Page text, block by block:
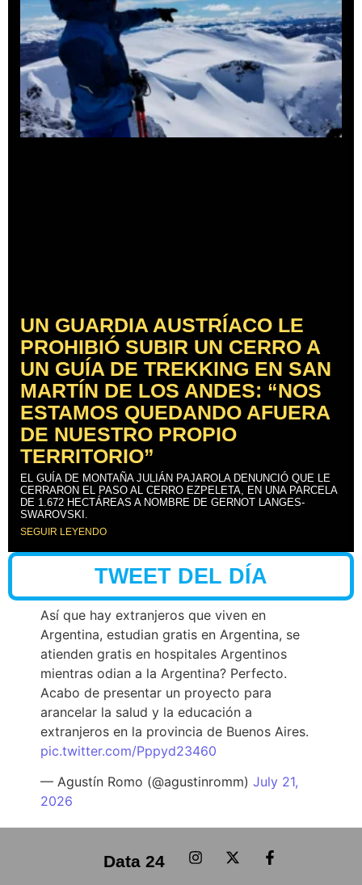
UN GUARDIA AUSTRÍACO LE
PROHIBIÓ SUBIR UN CERRO A
UN GUÍA DE TREKKING EN SAN
MARTÍN DE LOS ANDES: “NOS
ESTAMOS QUEDANDO AFUERA
DE NUESTRO PROPIO
TERRITORIO”
EL GUÍA DE MONTAÑA JULIÁN PAJAROLA DENUNCIÓ QUE LE
CERRARON EL PASO AL CERRO EZPELETA, EN UNA PARCELA
DE 1.672 HECTÁREAS A NOMBRE DE GERNOT LANGES-
SWAROVSKI.
SEGUIR LEYENDO
TWEET DEL DÍA
Así que hay extranjeros que viven en
Argentina, estudian gratis en Argentina, se
atienden gratis en hospitales Argentinos
mientras odian a la Argentina? Perfecto.
Acabo de presentar un proyecto para
arancelar la salud y la educación a
extranjeros en la provincia de Buenos Aires.
pic.twitter.com/Pppyd23460
— Agustín Romo (@agustinromm) July 21,
2026
Data 24